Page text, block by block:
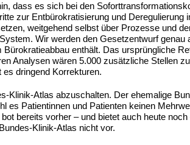
dass es sich bei den
zur Entbürokratisierung und
weitgehend selbst über Prozesse und
Wir werden den Gesetzentwurf
enthält. Das ursprüngliche
Analysen wären 5.000 zusätzliche Stellen
dringend Korrekturen.
Klinik-Atlas abzuschalten. Der ehemalige
es Patientinnen und Patienten keinen
bereits vorher – und bietet auch heute
Klinik-Atlas nicht vor.